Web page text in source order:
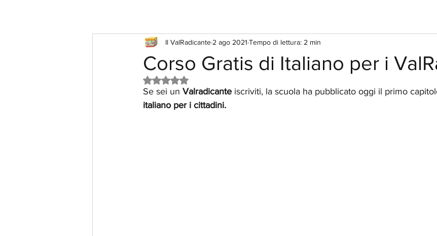
Corso Gratis di Italiano per i
Il ValRadicante 2 ago 2021 Tempo di lettura: 2 min
Valutazione NaN stelle su 5.
Se sei un Valradicante iscriviti, la scuola ha pubblicato oggi il primo
italiano per i cittadini.